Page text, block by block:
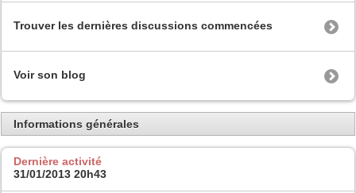
Trouver les dernières discussions commencées
Voir son blog
Informations générales
Dernière activité
31/01/2013 20h43